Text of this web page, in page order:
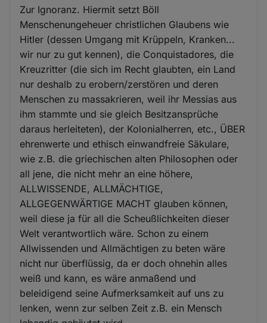
Zur Ignoranz. Hiermit setzt Böll
Menschenungeheuer christlichen Glaubens wie
Hitler (dessen Umgang mit Krüppeln, Kranken...
wir nur zu gut kennen), die Conquistadores, die
Kreuzritter (die sich im Recht glaubten, ein Land
nur deshalb zu erobern/zerstören und deren
Menschen zu massakrieren, weil ihr Messias aus
ihm stammte und sie gleich Besitzansprüche
daraus herleiteten), der Kolonialherren, etc., ÜBER
ehrenwerte und ethisch einwandfreie Säkulare,
wie z.B. die griechischen alten Philosophen oder
all jene, die nicht mehr an eine höhere,
ALLWISSENDE, ALLMÄCHTIGE,
ALLGEGENWÄRTIGE MACHT glauben können,
weil diese ja für all die Scheußlichkeiten dieser
Welt verantwortlich wäre. Schon zu einem
Allwissenden und Allmächtigen zu beten wäre
nicht nur überflüssig, da er doch ohnehin alles
weiß und kann, es wäre anmaßend und
beleidigend seine Aufmerksamkeit auf uns zu
lenken, wenn zur selben Zeit z.B. ein Mensch